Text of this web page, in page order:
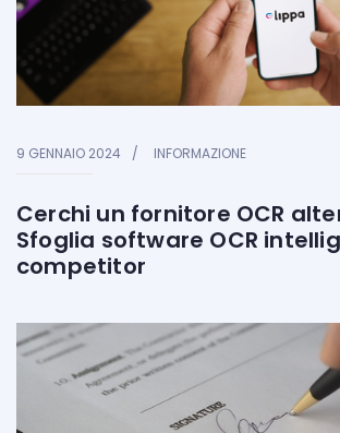
9 GENNAIO 2024 INFORMAZIONE
Cerchi un fornitore OCR
Sfoglia software OCR
competitor